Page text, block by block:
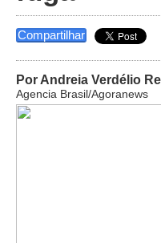
Compartilhar
Por Andreia Verdélio
Agencia Brasil/Agoranews